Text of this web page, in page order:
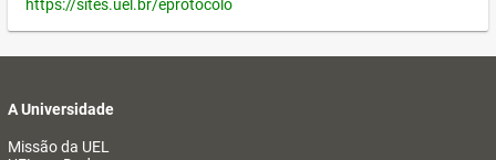
https://sites.uel.br/eprotocolo
A Universidade
Missão da UEL